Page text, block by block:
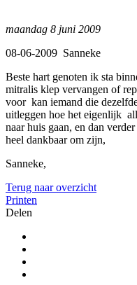
maandag 8 juni 2009
08-06-2009 Sanneke
Beste hart genoten ik sta
mitralis klep vervangen of
voor kan iemand die
uitleggen hoe het eigenlijk
naar huis gaan, en dan
heel dankbaar om zijn,
Sanneke,
Terug naar overzicht
Printen
Delen